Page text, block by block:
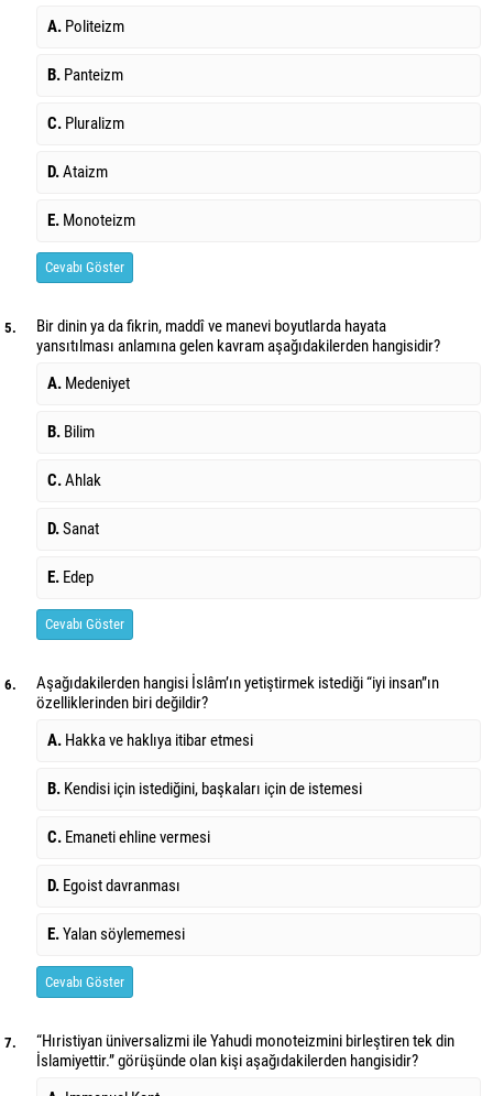
A. Politeizm
B. Panteizm
C. Pluralizm
D.Ataizm
E. Monoteizm
Cevabı Göster
5.
Bir dinin ya da fikrin, maddî ve manevi boyutlarda hayata
yansıtılması anlamına gelen kavram aşağıdakilerden hangisidir?
A. Medeniyet
B. Bilim
C.Ahlak
D.Sanat
E. Edep
Cevabı Göster
6.
Aşağıdakilerden hangisi İslâm’ın yetiştirmek istediği “iyi insan”ın
özelliklerinden biri değildir?
A. Hakka ve haklıya itibar etmesi
B. Kendisi için istediğini, başkaları için de istemesi
C. Emaneti ehline vermesi
D. Egoist davranması
E.Yalan söylememesi
Cevabı Göster
7.
“Hıristiyan üniversalizmi ile Yahudi monoteizmini birleştiren tek din
İslamiyettir.” görüşünde olan kişi aşağıdakilerden hangisidir?